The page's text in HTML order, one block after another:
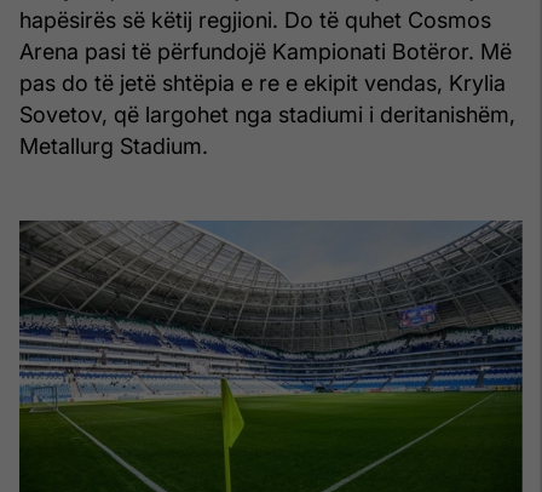
hapësirës së këtij regjioni. Do të quhet Cosmos
Arena pasi të përfundojë Kampionati Botëror. Më
pas do të jetë shtëpia e re e ekipit vendas, Krylia
Sovetov, që largohet nga stadiumi i deritanishëm,
Metallurg Stadium.